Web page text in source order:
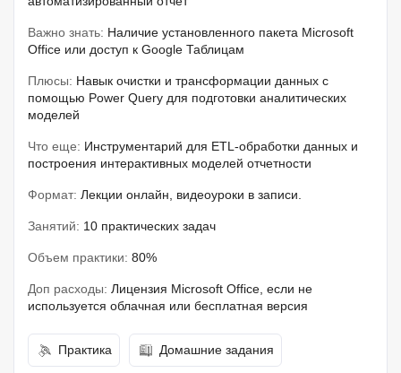
Важно знать: Наличие установленного пакета Microsoft
Office или доступ к Google Таблицам
Плюсы: Навык очистки и трансформации данных с
помощью Power Query для подготовки аналитических
моделей
Что еще: Инструментарий для ETL-обработки данных и
построения интерактивных моделей отчетности
Формат: Лекции онлайн, видеоуроки в записи.
Занятий: 10 практических задач
Объем практики: 80%
Доп расходы: Лицензия Microsoft Office, если не
используется облачная или бесплатная версия
Практика Домашние задания